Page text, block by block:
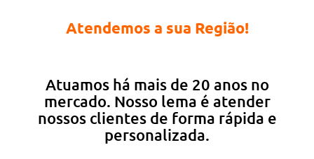
Atendemos a sua Região!
Atuamos há mais de 20 anos no
mercado. Nosso lema é atender
nossos clientes de forma rápida e
personalizada.